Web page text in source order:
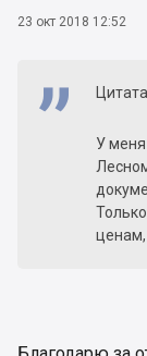
23 окт 2018 12:52
Цитата
У
ценам,